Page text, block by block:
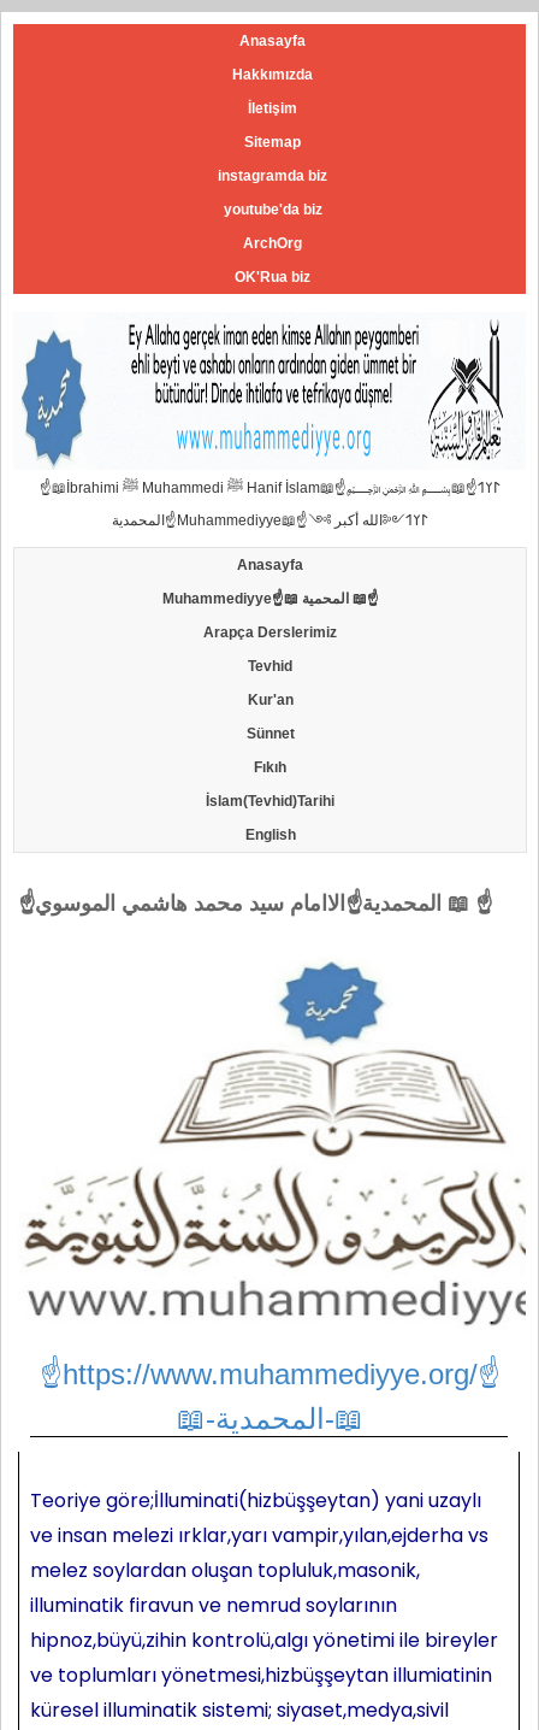
Anasayfa
Hakkımızda
İletişim
Sitemap
instagramda biz
youtube'da biz
ArchOrg
OK'Rua biz
☝📖İbrahimi ﷺ Muhammedi ﷺ Hanif İslam📖☝﷽𐰃𐰠𐰯☝📖
المحمدية☝Muhammediyye📖☝𐰃𐰠𐰯༺الله أكبر ༻
Anasayfa
Muhammediyye☝📖 المحمية 📖☝
Arapça Derslerimiz
Tevhid
Kur'an
Sünnet
Fıkıh
İslam(Tevhid)Tarihi
English
☝المحمدية☝الاامام سيد محمد هاشمي الموسوي 📖 ☝
☝https://www.muhammediyye.org/☝
📖-المحمدية-📖
Teoriye göre;İlluminati(hizbüşşeytan) yani uzaylı
ve insan melezi ırklar,yarı vampir,yılan,ejderha vs
melez soylardan oluşan topluluk,masonik,
illuminatik firavun ve nemrud soylarının
hipnoz,büyü,zihin kontrolü,algı yönetimi ile bireyler
ve toplumları yönetmesi,hizbüşşeytan illumiatinin
küresel illuminatik sistemi; siyaset,medya,sivil